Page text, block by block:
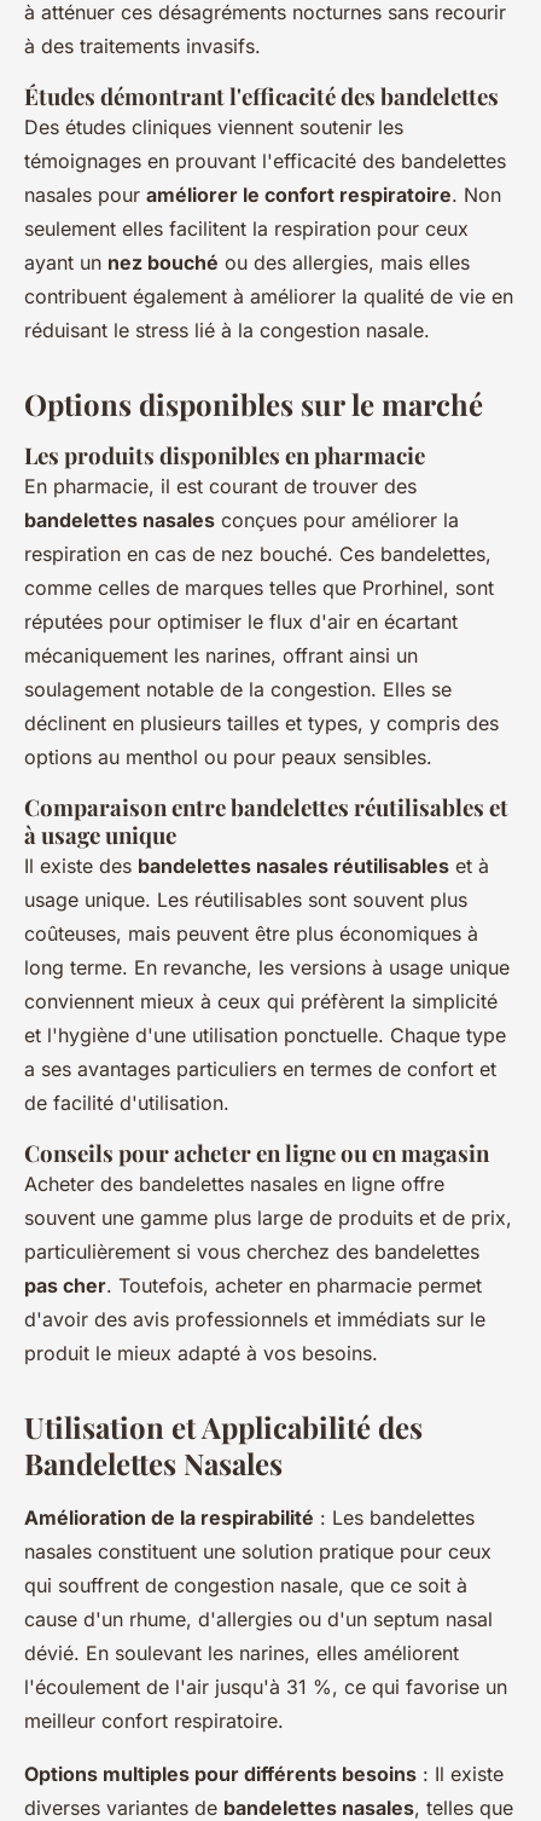
à atténuer ces désagréments nocturnes sans recourir
à des traitements invasifs.
Études démontrant l'efficacité des bandelettes
Des études cliniques viennent soutenir les
témoignages en prouvant l'efficacité des bandelettes
nasales pour améliorer le confort respiratoire. Non
seulement elles facilitent la respiration pour ceux
ayant un nez bouché ou des allergies, mais elles
contribuent également à améliorer la qualité de vie en
réduisant le stress lié à la congestion nasale.
Options disponibles sur le marché
Les produits disponibles en pharmacie
En pharmacie, il est courant de trouver des
bandelettes nasales conçues pour améliorer la
respiration en cas de nez bouché. Ces bandelettes,
comme celles de marques telles que Prorhinel, sont
réputées pour optimiser le flux d'air en écartant
mécaniquement les narines, offrant ainsi un
soulagement notable de la congestion. Elles se
déclinent en plusieurs tailles et types, y compris des
options au menthol ou pour peaux sensibles.
Comparaison entre bandelettes réutilisables et
à usage unique
Il existe des bandelettes nasales réutilisables et à
usage unique. Les réutilisables sont souvent plus
coûteuses, mais peuvent être plus économiques à
long terme. En revanche, les versions à usage unique
conviennent mieux à ceux qui préfèrent la simplicité
et l'hygiène d'une utilisation ponctuelle. Chaque type
a ses avantages particuliers en termes de confort et
de facilité d'utilisation.
Conseils pour acheter en ligne ou en magasin
Acheter des bandelettes nasales en ligne offre
souvent une gamme plus large de produits et de prix,
particulièrement si vous cherchez des bandelettes
pas cher. Toutefois, acheter en pharmacie permet
d'avoir des avis professionnels et immédiats sur le
produit le mieux adapté à vos besoins.
Utilisation et Applicabilité des
Bandelettes Nasales
Amélioration de la respirabilité : Les bandelettes
nasales constituent une solution pratique pour ceux
qui souffrent de congestion nasale, que ce soit à
cause d'un rhume, d'allergies ou d'un septum nasal
dévié. En soulevant les narines, elles améliorent
l'écoulement de l'air jusqu'à 31 %, ce qui favorise un
meilleur confort respiratoire.
Options multiples pour différents besoins : Il existe
diverses variantes de bandelettes nasales, telles que